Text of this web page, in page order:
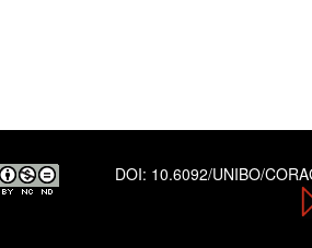
DOI: 10.6092/UNIBO/